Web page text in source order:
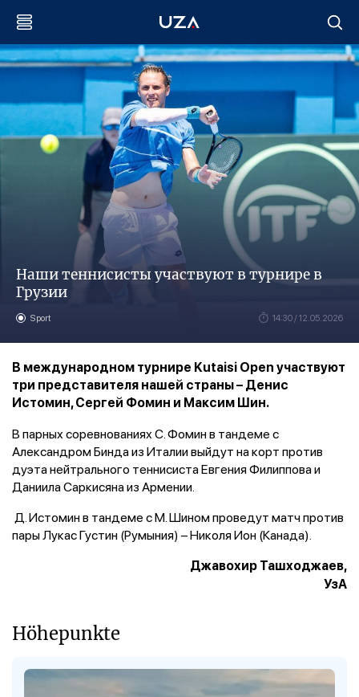
Наши теннисисты участвуют в турнире в
Грузии
Sport 14:30 / 12.05.2026
В международном турнире Kutaisi Open участвуют
три представителя нашей страны – Денис
Истомин, Сергей Фомин и Максим Шин.
В парных соревнованиях С. Фомин в тандеме с
Александром Бинда из Италии выйдут на корт против
дуэта нейтрального теннисиста Евгения Филиппова и
Даниила Саркисяна из Армении.
Д. Истомин в тандеме с М. Шином проведут матч против
пары Лукас Густин (Румыния) – Николя Ион (Канада).
Джавохир Ташходжаев,
УзА
Höhepunkte